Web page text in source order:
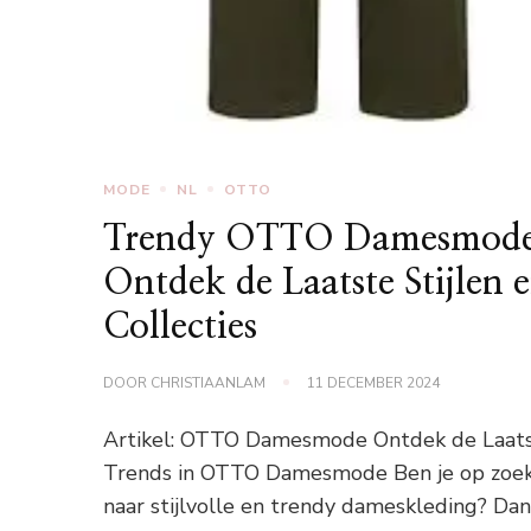
MODE NL OTTO
Trendy OTTO
Ontdek de Laatste Stijlen
Collecties
DOOR CHRISTIAANLAM 11 DECEMBER 2024
Artikel: OTTO Damesmode Ontdek de
Trends in OTTO Damesmode Ben je op
naar stijlvolle en trendy dameskleding?